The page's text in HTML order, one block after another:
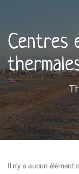
Centres
Il n'y a aucun élément